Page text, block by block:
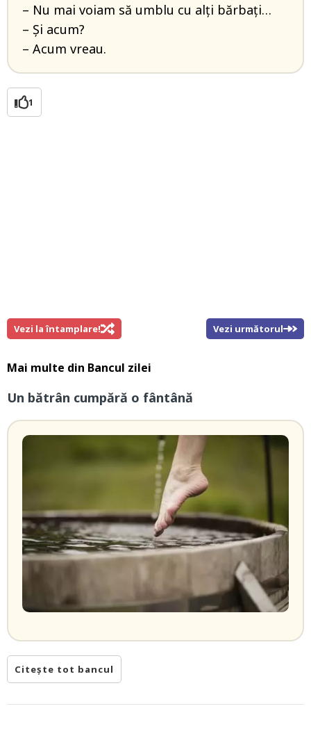
– Nu mai voiam să umblu cu alți bărbați…
– Și acum?
– Acum vreau.
1
Vezi la întamplare! Vezi următorul
Mai multe din Bancul zilei
Un bătrân cumpără o fântână
Citește tot bancul